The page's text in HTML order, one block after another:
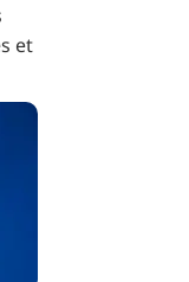
et